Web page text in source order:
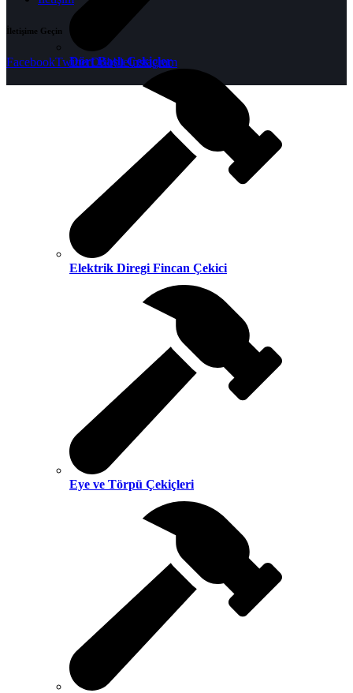
Dört Başlı Çekiçler
Elektrik Diregi Fincan Çekici
Eye ve Törpü Çekiçleri
İletişime Geçin
FacebookTwitterDribbleInstagram